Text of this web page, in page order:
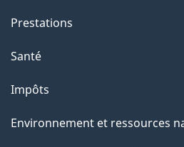
s
u
c
e
Prestations
Santé
Impôts
Environnement et ressources